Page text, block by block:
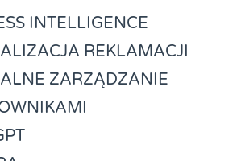
INTELLIGENCE
REKLAMACJI
ZARZĄDZANIE